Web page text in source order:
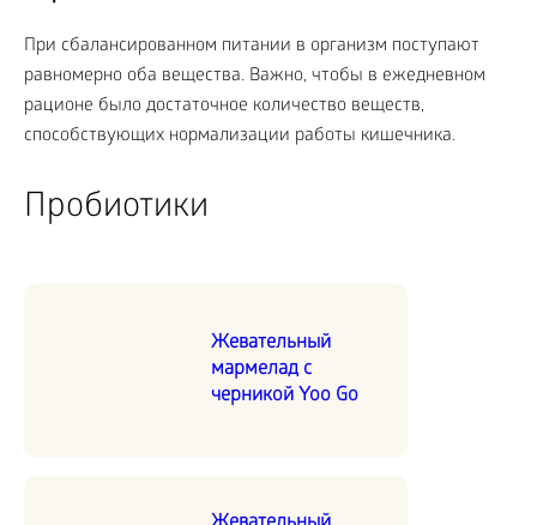
При сбалансированном питании в организм поступают
равномерно оба вещества. Важно, чтобы в ежедневном
рационе было достаточное количество веществ,
способствующих нормализации работы кишечника.
Пробиотики
Жевательный
мармелад с
черникой Yoo Go